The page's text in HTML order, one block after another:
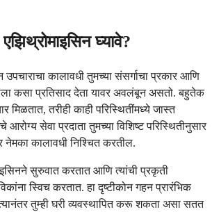
घ्यावे?
उपचाराचा कालावधी तुमच्या संसर्गाचा प्रकार आणि
कसा प्रतिसाद देता यावर अवलंबून असतो. बहुतेक
मिळतात, तरीही काही परिस्थितींमध्ये जास्त
सेवा प्रदाता तुमच्या विशिष्ट परिस्थितीनुसार
कालावधी निश्चित करतील.
सुरुवात करतात आणि त्यांची प्रकृती
स्विच करतात. हा दृष्टीकोन गहन प्रारंभिक
त्यानंतर तुम्ही घरी व्यवस्थापित करू शकता असा सतत